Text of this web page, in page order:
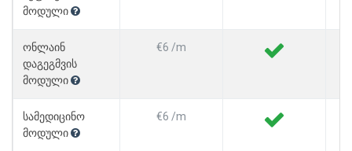
მოდული
ონლაინ
დაგეგმვის
მოდული
€6 /m
სამედიცინო
მოდული
€6 /m